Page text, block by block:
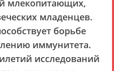
млекопитающих,
младенцев.
борьбе
иммунитета.
исследований